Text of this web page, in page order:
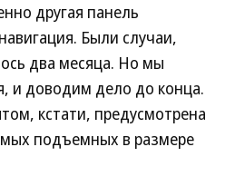
другая панель
Были случаи,
два месяца. Но мы
и доводим дело до конца.
кстати, предусмотрена
подъемных в размере